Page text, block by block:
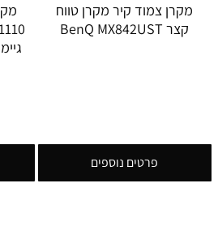
מקרן צמוד קיר מקרן טווח
קצר BenQ MX842UST
פרטים נוספים